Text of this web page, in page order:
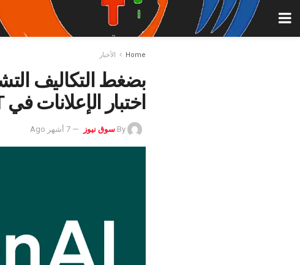
Home الأخبار
اختبار الإعلانات في ChatGPT.
By سوق نيوز 7 أشهر Ago